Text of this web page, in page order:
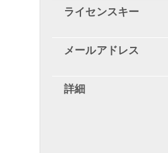
ライセンスキー
メールアドレス
詳細